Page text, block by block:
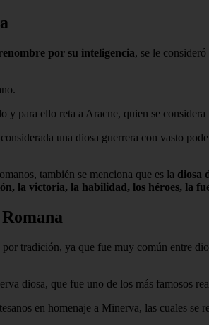
por su inteligencia, se le
y para ello reta a Aracne, quien se considera
considerada una diosa guerrera con vasto
también se menciona que es la diosa
la victoria, la habilidad, los héroes, la
tradición, ya que fue muy común entre
diosa, que fue uno de los más famosos
en homenaje a Minerva, las cuales se